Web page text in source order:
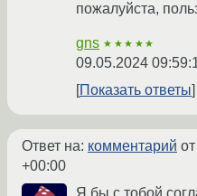
пожалуйста,
gns ★★★★★
09.05.2024
Показать ответы
Ответ на: комментарий
+00:00